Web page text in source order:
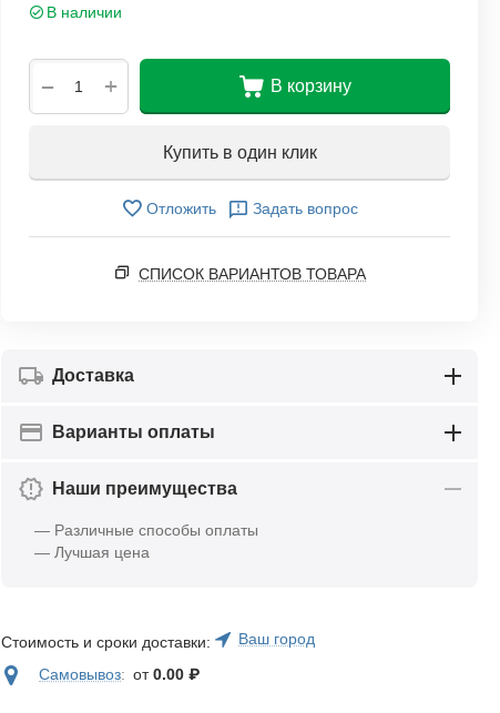
В наличии
+
− В корзину
Купить в один клик
Отложить Задать вопрос
СПИСОК ВАРИАНТОВ ТОВАРА
Доставка
Варианты оплаты
Наши преимущества
— Различные способы оплаты
— Лучшая цена
Стоимость и сроки доставки:
Ваш город
Самовывоз: от0.00 ₽